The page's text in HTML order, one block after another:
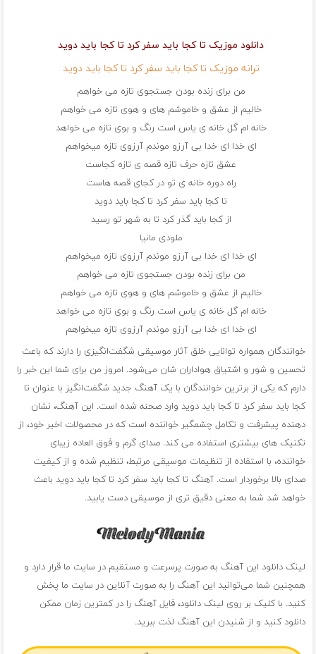
دانلود موزیک تا کجا باید سفر کرد تا کجا باید دوید
ترانه موزیک تا کجا باید سفر کرد تا کجا باید دوید
من برای زنده بودن جستجوی تازه می خواهم
خالیم از عشق و خاموشم های و هوی تازه می خواهم
خانه ام گل خانه ی یاس است رنگ و بوی تازه می خواهد
ای خدا ای خدا بی آرزو موندم آرزوی تازه میخواهم
عشق تازه حرف تازه قصه ی تازه کجاست
راه دوره خانه ی تو در کجای قصه هاست
تا کجا باید سفر کرد تا کجا باید دوید
از کجا باید گذر کرد تا به شهر تو رسید
ملودی مانیا
ای خدا ای خدا بی آرزو موندم آرزوی تازه میخواهم
من برای زنده بودن جستجوی تازه می خواهم
خالیم از عشق و خاموشم های و هوی تازه می خواهم
خانه ام گل خانه ی یاس است رنگ و بوی تازه می خواهد
ای خدا ای خدا بی آرزو موندم آرزوی تازه میخواهم
خوانندگان همواره توانایی خلق آثار موسیقی شگفت‌انگیزی را دارند که باعث
تحسین و شور و اشتیاق هواداران شان می‌شود. امروز من برای شما این خبر را
دارم که یکی از برترین خوانندگان با یک آهنگ جدید شگفت‌انگیز با عنوان تا
کجا باید سفر کرد تا کجا باید دوید وارد صحنه شده است. این آهنگ، نشان
دهنده پیشرفت و تکامل چشمگیر خواننده است که در محصولات اخیر خود، از
تکنیک های بیشتری استفاده می کند. صدای گرم و فوق العاده زیبای
خواننده، با استفاده از تنظیمات موسیقی مرتبط، تنظیم شده و از کیفیت
صدای بالا برخوردار است. آهنگ تا کجا باید سفر کرد تا کجا باید دوید باعث
خواهد شد شما به معنی دقیق تری از موسیقی دست یابید.
لینک دانلود این آهنگ به صورت پرسرعت و مستقیم در سایت ما قرار دارد و
همچنین شما می‌توانید این آهنگ را به صورت آنلاین در سایت ما پخش
کنید. با کلیک بر روی لینک دانلود، فایل آهنگ را در کمترین زمان ممکن
دانلود کنید و از شنیدن این آهنگ لذت ببرید.